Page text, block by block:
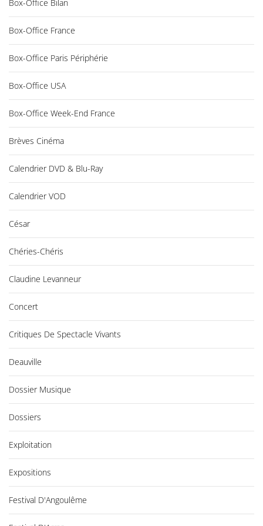
Box-Office Bilan
Box-Office France
Box-Office Paris Périphérie
Box-Office USA
Box-Office Week-End France
Brèves Cinéma
Calendrier DVD & Blu-Ray
Calendrier VOD
César
Chéries-Chéris
Claudine Levanneur
Concert
Critiques De Spectacle Vivants
Deauville
Dossier Musique
Dossiers
Exploitation
Expositions
Festival D'Angoulême